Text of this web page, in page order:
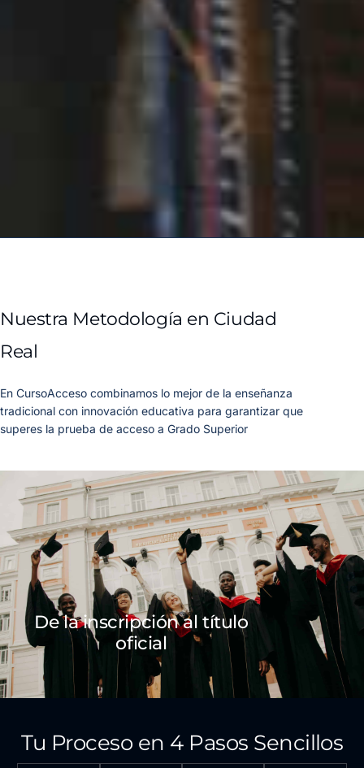
Nuestra Metodología en Ciudad
Real
En CursoAcceso combinamos lo mejor de la enseñanza
tradicional con innovación educativa para garantizar que
superes la prueba de acceso a Grado Superior
De la inscripción al título
oficial
Tu Proceso en 4 Pasos Sencillos